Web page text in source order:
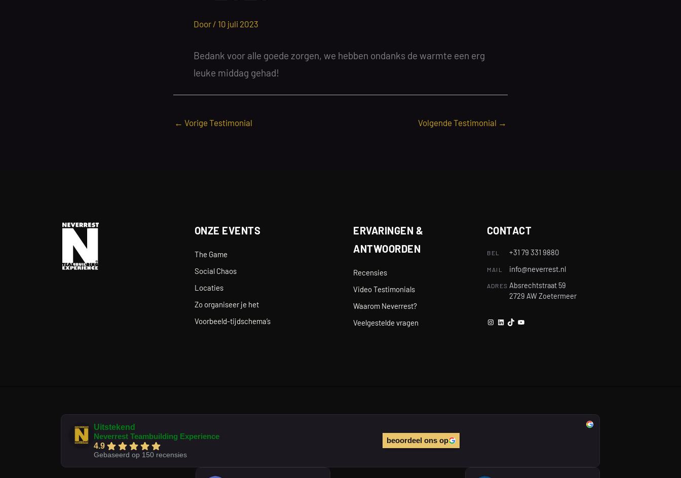
Door / 10 juli 2023
Bedank voor alle goede zorgen, we hebben ondanks de warmte een erg
leuke middag gehad!
← Vorige Testimonial Volgende Testimonial →
ONZE EVENTS
The Game
Social Chaos
Locaties
Zo organiseer je het
Voorbeeld-tijdschema’s
ERVARINGEN &
ANTWOORDEN
Recensies
Video Testimonials
Waarom Neverrest?
Veelgestelde vragen
CONTACT
BEL +31 79 331 9880
MAIL info@neverrest.nl
ADRES Absrechtstraat 59
2729 AW Zoetermeer
Instagram
LinkedIn
TikTokYouTube
Uitstekend
Neverrest Teambuilding Experience
4.9
Gebaseerd op 150 recensies
beoordeel ons op